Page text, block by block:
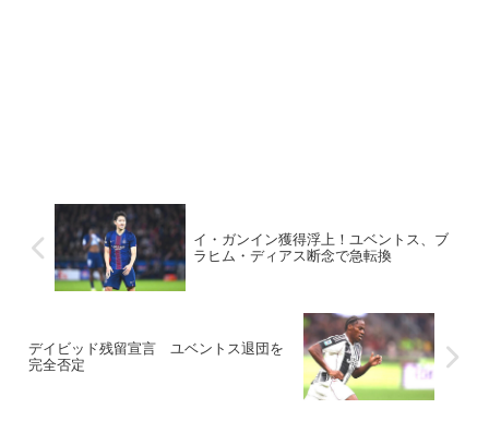
イ・ガンイン獲得浮上！ユベントス、ブ
ラヒム・ディアス断念で急転換
デイビッド残留宣言 ユベントス退団を
完全否定